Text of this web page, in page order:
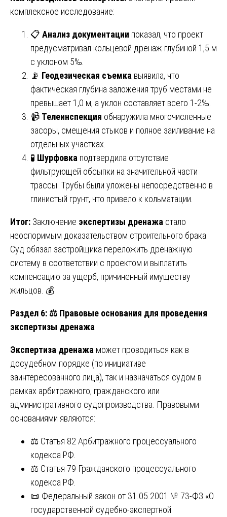
комплексное исследование:
📋 Анализ документации показал, что проект
предусматривал кольцевой дренаж глубиной 1,5 м
с уклоном 5‰.
📡 Геодезическая съемка выявила, что
фактическая глубина заложения труб местами не
превышает 1,0 м, а уклон составляет всего 1-2‰.
📹 Телеинспекция обнаружила многочисленные
засоры, смещения стыков и полное заиливание на
отдельных участках.
🧪 Шурфовка подтвердила отсутствие
фильтрующей обсыпки на значительной части
трассы. Трубы были уложены непосредственно в
глинистый грунт, что привело к кольматации.
Итог: Заключение экспертизы дренажа стало
неоспоримым доказательством строительного брака.
Суд обязал застройщика переложить дренажную
систему в соответствии с проектом и выплатить
компенсацию за ущерб, причиненный имуществу
жильцов. 💰
Раздел 6: ⚖️ Правовые основания для проведения
экспертизы дренажа
Экспертиза дренажа может проводиться как в
досудебном порядке (по инициативе
заинтересованного лица), так и назначаться судом в
рамках арбитражного, гражданского или
административного судопроизводства. Правовыми
основаниями являются:
⚖️ Статья 82 Арбитражного процессуального
кодекса РФ.
⚖️ Статья 79 Гражданского процессуального
кодекса РФ.
📜 Федеральный закон от 31.05.2001 № 73-ФЗ «О
государственной судебно-экспертной